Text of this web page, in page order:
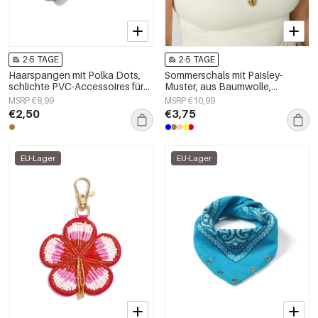
2-5 TAGE
Haarspangen mit Polka Dots,
schlichte PVC-Accessoires für
den Alltag
MSRP €8,99
€2,50
2-5 TAGE
Sommerschals mit Paisley-
Muster, aus Baumwolle,
Urlaubs-Accessoires für jeden
Tag
MSRP €10,99
€3,75
EU-Lager EU-Lager